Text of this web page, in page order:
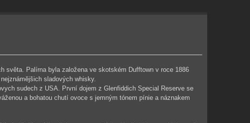
světa. Palírna byla založena ve skotském Dufftown v roce 1886
sladových whisky.
sudech z USA. První dojem z Glenfiddich Special Reserve se
a bohatou chutí ovoce s jemným tónem pínie a náznakem